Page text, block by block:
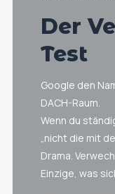
Der
Test
Google den
DACH-Raum.
Wenn du
„nicht die mit
Drama.
Einzige, was